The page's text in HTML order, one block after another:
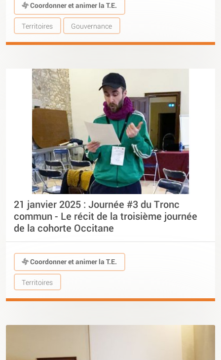
Coordonner et animer la T.E.
Territoires Gouvernance
21 janvier 2025 : Journée #3 du Tronc
commun - Le récit de la troisième journée
de la cohorte Occitane
Coordonner et animer la T.E.
Territoires